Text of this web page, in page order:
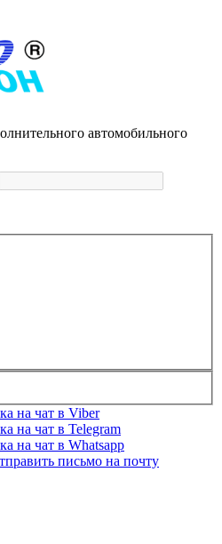
автомобильного